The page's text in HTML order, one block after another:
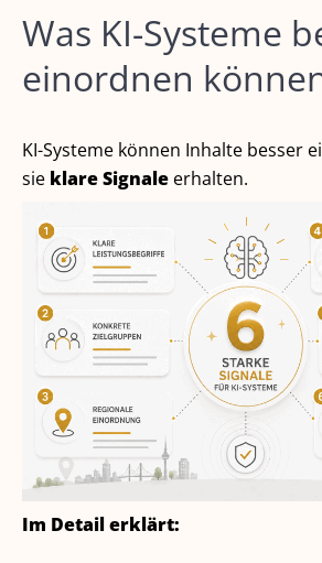
Was KI-Systeme
einordnen
KI-Systeme können Inhalte besser
sie klare Signale erhalten.
Im Detail erklärt: